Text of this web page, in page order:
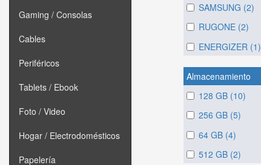
Gaming / Consolas
Cables
Periféricos
Tablets / Ebook
Foto / Video
Hogar / Electrodomésticos
Papelería
SAMSUNG (2)
RUGONE (2)
ENERGIZER (1)
Almacenamiento
128 GB (10)
256 GB (5)
64 GB (4)
512 GB (2)